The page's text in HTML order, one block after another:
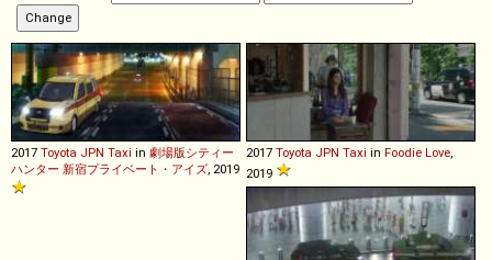
2017 Toyota JPN Taxi in 劇場版シティー
ハンター 新宿プライベート・アイズ , 2019
2017 Toyota JPN Taxi in Foodie Love
2019